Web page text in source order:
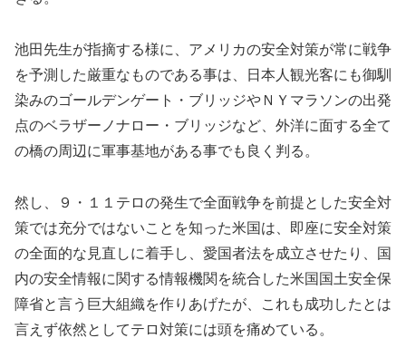
池田先生が指摘する様に、アメリカの安全対策が常に戦争
を予測した厳重なものである事は、日本人観光客にも御馴
染みのゴールデンゲート・ブリッジやＮＹマラソンの出発
点のベラザーノナロー・ブリッジなど、外洋に面する全て
の橋の周辺に軍事基地がある事でも良く判る。
然し、９・１１テロの発生で全面戦争を前提とした安全対
策では充分ではないことを知った米国は、即座に安全対策
の全面的な見直しに着手し、愛国者法を成立させたり、国
内の安全情報に関する情報機関を統合した米国国土安全保
障省と言う巨大組織を作りあげたが、これも成功したとは
言えず依然としてテロ対策には頭を痛めている。